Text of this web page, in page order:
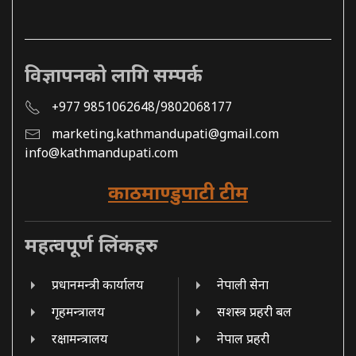
विज्ञापनको लागि सम्पर्क
+977 9851062648/9802068177
marketing.kathmandupati@gmail.com
info@kathmandupati.com
काठमाण्डुपाटी टीम
महत्वपूर्ण लिंकहरु
प्रधानमन्त्री कार्यालय
गृहमन्त्रालय
रक्षामन्त्रालय
नेपाली सेना
सशस्त्र प्रहरी बल
नेपाल प्रहरी